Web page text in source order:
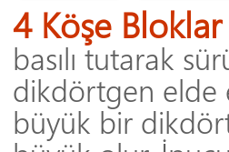
4 Köşe Bloklar
basılı tutarak
dikdörtgen elde
büyük bir